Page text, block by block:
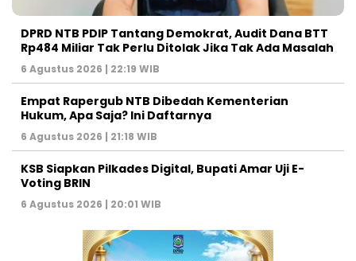
DPRD NTB PDIP Tantang Demokrat, Audit Dana BTT
Rp484 Miliar Tak Perlu Ditolak Jika Tak Ada Masalah
6 Agustus 2026 | 22:19 WIB
Empat Rapergub NTB Dibedah Kementerian
Hukum, Apa Saja? Ini Daftarnya
6 Agustus 2026 | 21:18 WIB
KSB Siapkan Pilkades Digital, Bupati Amar Uji E-
Voting BRIN
6 Agustus 2026 | 20:01 WIB